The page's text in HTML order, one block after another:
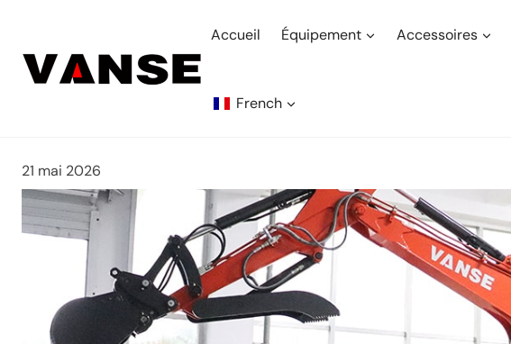
contenu
Accueil Équipement Accessoires
French
21 mai 2026